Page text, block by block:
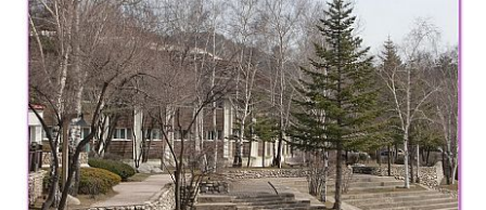
作
達
人
對
象。
★